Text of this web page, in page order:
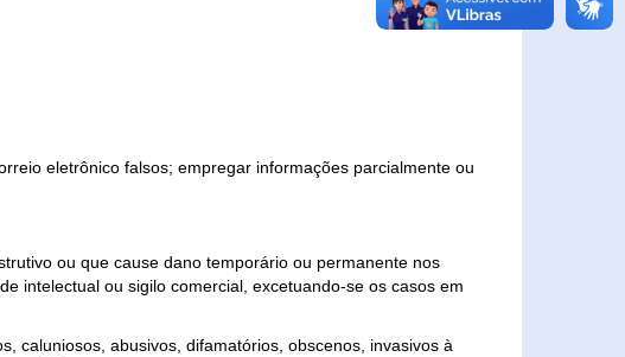
eletrônico falsos; empregar informações parcialmente ou
ou que cause dano temporário ou permanente nos
intelectual ou sigilo comercial, excetuando-se os casos em
caluniosos, abusivos, difamatórios, obscenos, invasivos à